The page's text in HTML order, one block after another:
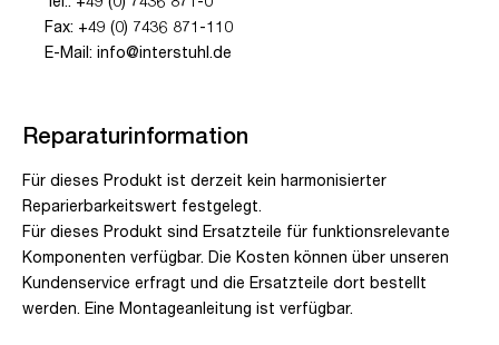
Fax: +49 (0) 7436 871-110
E-Mail: info@interstuhl.de
Reparaturinformation
Für dieses Produkt ist derzeit kein harmonisierter
Reparierbarkeitswert festgelegt.
Für dieses Produkt sind Ersatzteile für funktionsrelevante
Komponenten verfügbar. Die Kosten können über unseren
Kundenservice erfragt und die Ersatzteile dort bestellt
werden. Eine Montageanleitung ist verfügbar.